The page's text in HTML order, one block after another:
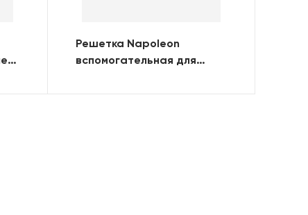
Решетка Napoleon
вспомогательная для